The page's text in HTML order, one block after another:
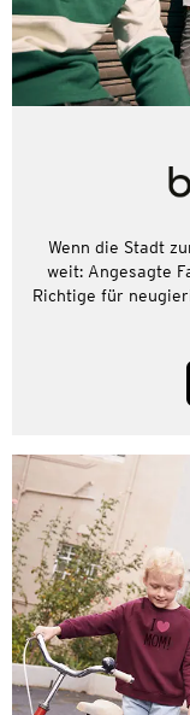
Wenn die Stadt
weit: Angesagte
Richtige für